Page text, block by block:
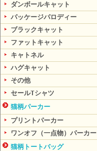
ダンボールキャット
パッケージパロディー
ブラックキャット
ファットキャット
キャトネル
ハグキャット
その他
セールTシャツ
猫柄パーカー
プリントパーカー
ワンオフ（一点物）パーカー
猫柄トートバッグ